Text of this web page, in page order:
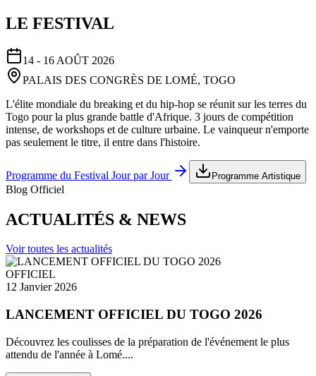
LE FESTIVAL
14 - 16 AOÛT 2026
PALAIS DES CONGRÈS DE LOMÉ, TOGO
L'élite mondiale du breaking et du hip-hop se réunit sur les terres du
Togo pour la plus grande battle d'Afrique. 3 jours de compétition
intense, de workshops et de culture urbaine. Le vainqueur n'emporte
pas seulement le titre, il entre dans l'histoire.
Programme du Festival Jour par Jour Programme Artistique
Blog Officiel
ACTUALITÉS & NEWS
Voir toutes les actualités
OFFICIEL
12 Janvier 2026
LANCEMENT OFFICIEL DU TOGO 2026
Découvrez les coulisses de la préparation de l'événement le plus
attendu de l'année à Lomé....